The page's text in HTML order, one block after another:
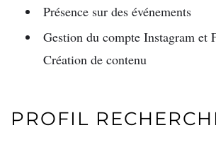
Présence sur des événements
Gestion du compte Instagram et
Création de contenu
PROFIL